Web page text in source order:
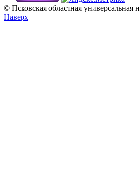
© Псковская областная универсальная
Наверх